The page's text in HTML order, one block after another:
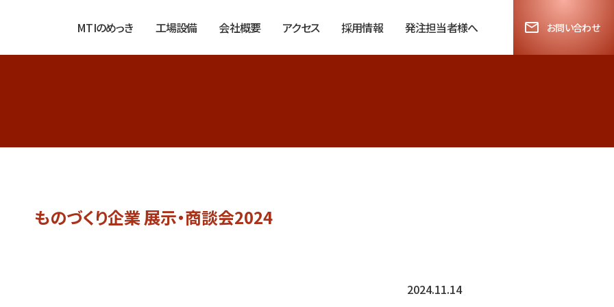
MTIのめっき 工場設備 会社概要 アクセス 採用情報 発注担当者様へ お問い合わせ
ものづくり企業 展示・商談会2024
2024.11.14